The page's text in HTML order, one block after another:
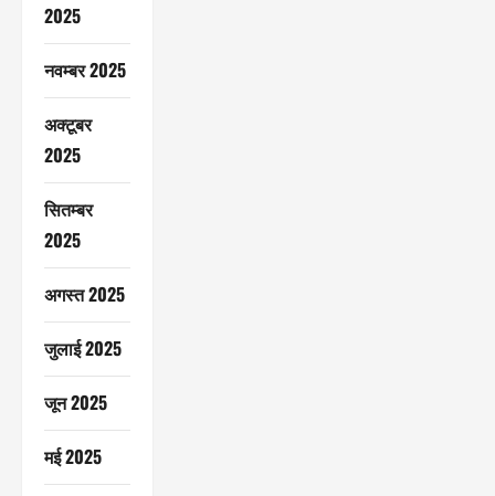
2025
नवम्बर 2025
अक्टूबर
2025
सितम्बर
2025
अगस्त 2025
जुलाई 2025
जून 2025
मई 2025